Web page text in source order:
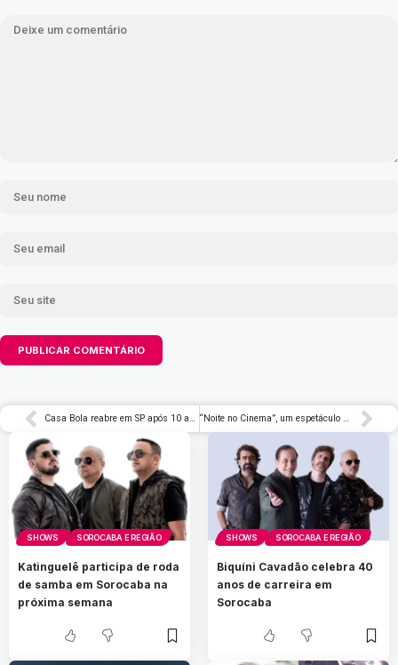
Casa Bola reabre em SP após 10 anos: Conheça a exposição ABERTO5 “Noite no Cinema”, um espetáculo protagonizado pelos alunos da Welfarah Música e Arte
SHOWS SOROCABA E REGIÃO
Katinguelê participa de roda
de samba em Sorocaba na
próxima semana
SHOWS SOROCABA E REGIÃO
Biquíni Cavadão celebra 40
anos de carreira em
Sorocaba